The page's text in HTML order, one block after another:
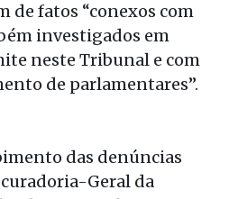
de fatos “conexos com
investigados em
neste Tribunal e com
de parlamentares”.
das denúncias
Geral da